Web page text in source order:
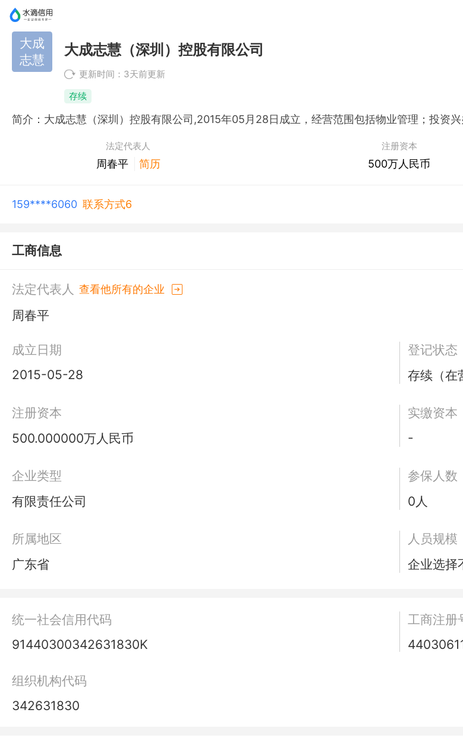
大成
志慧
大成志慧（深圳）控股有限公司
更新时间：3天前更新
存续
法定代表人
周春平 简历
注册资本
500万人民币
159****6060 联系方式6
工商信息
法定代表人 查看他所有的企业
周春平
成立日期
2015-05-28
登记状态
存续（在
注册资本
500.000000万人民币
实缴资本
-
企业类型
有限责任公司
参保人数
0人
所属地区
广东省
人员规模
企业选择
统一社会信用代码
91440300342631830K
工商注册
组织机构代码
342631830